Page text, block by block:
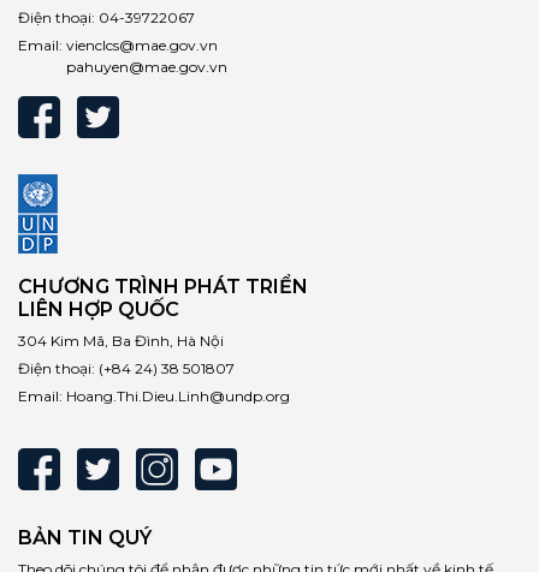
Điện thoại: 04-39722067
Email: vienclcs@mae.gov.vn
pahuyen@mae.gov.vn
CHƯƠNG TRÌNH PHÁT TRIỂN
LIÊN HỢP QUỐC
304 Kim Mã, Ba Đình, Hà Nội
Điện thoại: (+84 24) 38 501807
Email: Hoang.Thi.Dieu.Linh@undp.org
BẢN TIN QUÝ